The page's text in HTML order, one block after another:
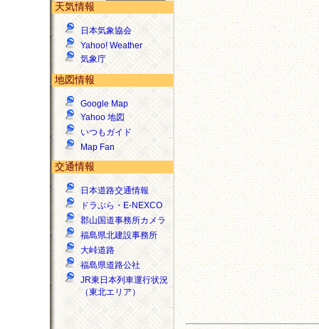
天気情報
日本気象協会
Yahoo! Weather
気象庁
地図情報
Google Map
Yahoo 地図
いつもガイド
Map Fan
交通情報
日本道路交通情報
ドラぷら・E-NEXCO
郡山国道事務所カメラ
福島県北建設事務所
大峠道路
福島県道路公社
JR東日本列車運行状況
（東北エリア）